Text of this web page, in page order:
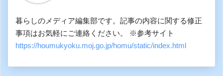
暮らしのメディア編集部です。記事の内容に関する修正
事項はお気軽にご連絡ください。 ※参考サイト
https://houmukyoku.moj.go.jp/homu/static/index.html